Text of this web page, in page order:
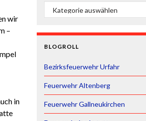
wir
–
in
ÜBERSICHT
BLOGROLL
Bezirksfeuerwehr Urfahr
Feuerwehr Altenberg
Feuerwehr Gallneukirchen